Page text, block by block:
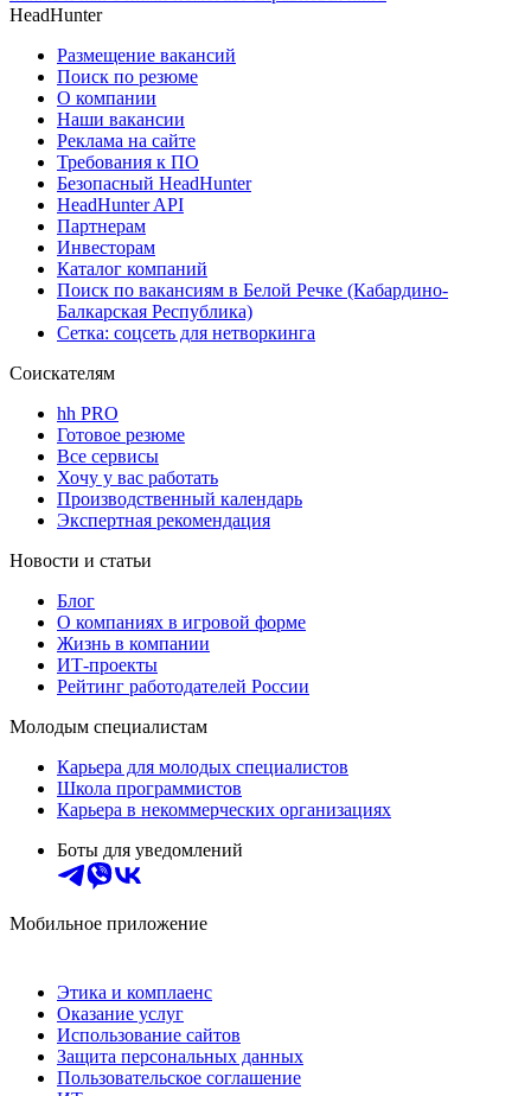
HeadHunter
Размещение вакансий
Поиск по резюме
О компании
Наши вакансии
Реклама на сайте
Требования к ПО
Безопасный HeadHunter
HeadHunter API
Партнерам
Инвесторам
Каталог компаний
Поиск по вакансиям в Белой Речке (Кабардино-
Балкарская Республика)
Сетка: соцсеть для нетворкинга
Соискателям
hh PRO
Готовое резюме
Все сервисы
Хочу у вас работать
Производственный календарь
Экспертная рекомендация
Новости и статьи
Блог
О компаниях в игровой форме
Жизнь в компании
ИТ-проекты
Рейтинг работодателей России
Молодым специалистам
Карьера для молодых специалистов
Школа программистов
Карьера в некоммерческих организациях
Боты для уведомлений
Мобильное приложение
Этика и комплаенс
Оказание услуг
Использование сайтов
Защита персональных данных
Пользовательское соглашение